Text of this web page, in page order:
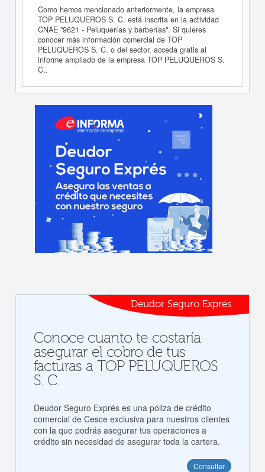
Como hemos mencionado anteriormente, la empresa
TOP PELUQUEROS S. C. está inscrita en la actividad
CNAE "9621 - Peluquerías y barberías". Si quieres
conocer más información comercial de TOP
PELUQUEROS S. C. o del sector, acceda gratis al
informe ampliado de la empresa TOP PELUQUEROS S.
C..
Deudor Seguro Exprés
Conoce cuanto te costaría
asegurar el cobro de tus
facturas a TOP PELUQUEROS
S. C.
Deudor Seguro Exprés es una póliza de crédito
comercial de Cesce exclusiva para nuestros clientes
con la que podrás asegurar tus operaciones a
crédito sin necesidad de asegurar toda la cartera.
Consultar